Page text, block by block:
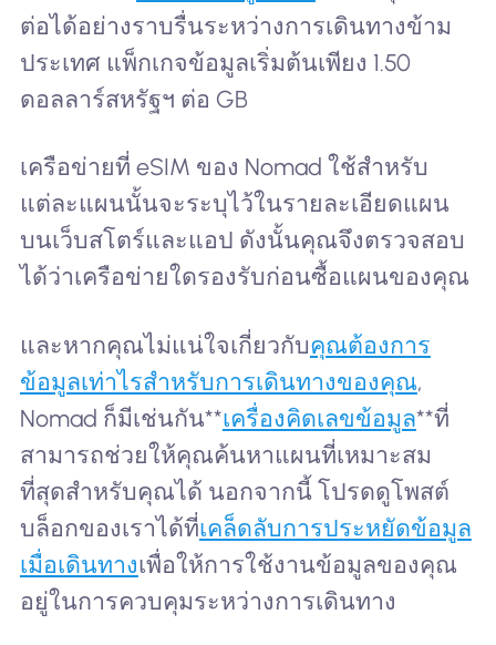
ต่อได้อย่างราบรื่นระหว่างการเดินทางข้าม
ประเทศ แพ็กเกจข้อมูลเริ่มต้นเพียง 1.50
ดอลลาร์สหรัฐฯ ต่อ GB
เครือข่ายที่ eSIM ของ Nomad ใช้สำหรับ
แต่ละแผนนั้นจะระบุไว้ในรายละเอียดแผน
บนเว็บสโตร์และแอป ดังนั้นคุณจึงตรวจสอบ
ได้ว่าเครือข่ายใดรองรับก่อนซื้อแผนของคุณ
และหากคุณไม่แน่ใจเกี่ยวกับคุณต้องการ
ข้อมูลเท่าไรสำหรับการเดินทางของคุณ,
Nomad ก็มีเช่นกัน**เครื่องคิดเลขข้อมูล**ที่
สามารถช่วยให้คุณค้นหาแผนที่เหมาะสม
ที่สุดสำหรับคุณได้ นอกจากนี้ โปรดดูโพสต์
บล็อกของเราได้ที่เคล็ดลับการประหยัดข้อมูล
เมื่อเดินทางเพื่อให้การใช้งานข้อมูลของคุณ
อยู่ในการควบคุมระหว่างการเดินทาง